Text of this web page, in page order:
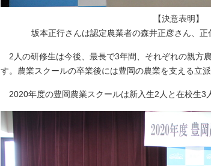
【決意表明
坂本正行さんは認定農業者の森井正彦さん、
2人の研修生は今後、最長で3年間、それぞれの親方
す。農業スクールの卒業後には豊岡の農業を支える立
2020年度の豊岡農業スクールは新入生2人と在校生3